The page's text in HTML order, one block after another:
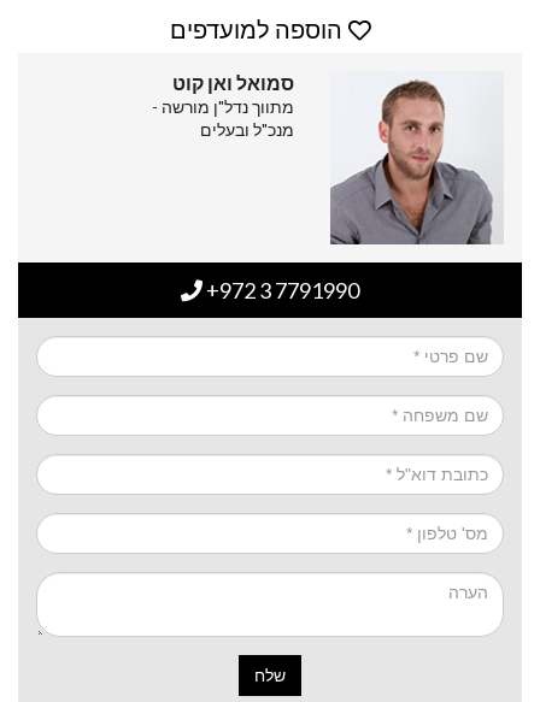
הוספה למועדפים
סמואל ואן קוט
מתווך נדל"ן מורשה -
מנכ"ל ובעלים
+972 3 7791990
שלח